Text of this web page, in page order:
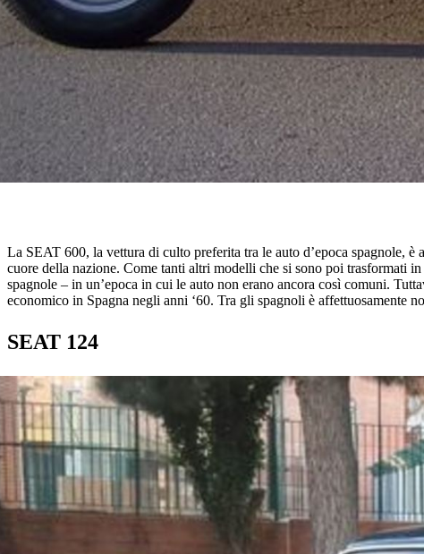
La SEAT 600, la vettura di culto preferita tra le auto d’epoca spagnole,
cuore della nazione. Come tanti altri modelli che si sono poi trasformati
spagnole – in un’epoca in cui le auto non erano ancora così comuni.
economico in Spagna negli anni ‘60. Tra gli spagnoli è affettuosamente
SEAT 124